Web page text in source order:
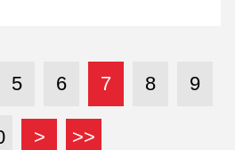
選為教育家人物典範。今天
冠中主任一起回顧他的教學生
把教室變成孩子探索與成長的
5 6 7 8 9
> >>